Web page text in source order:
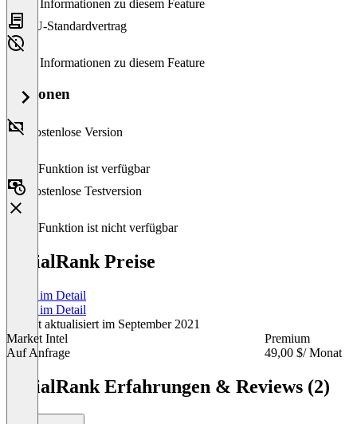
Keine Informationen zu diesem Feature
EU-Standardvertrag
Keine Informationen zu diesem Feature
Versionen
Kostenlose Version
Diese Funktion ist verfügbar
Kostenlose Testversion
Diese Funktion ist nicht verfügbar
SocialRank Preise
Preise im Detail
Preise im Detail
Zuletzt aktualisiert im September 2021
Market Intel
Auf Anfrage
Premium
49,00 $/ Monat
SocialRank Erfahrungen & Reviews (2)